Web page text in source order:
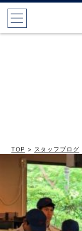
TOP > スタッフブログ